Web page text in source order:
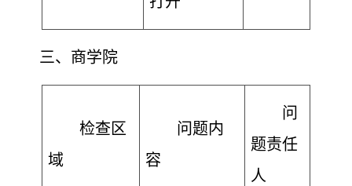
三、商学院
检查区
域
问题内
容
问
题责任
人